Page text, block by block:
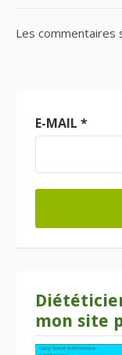
Les commentaires
E-MAIL *
mon site